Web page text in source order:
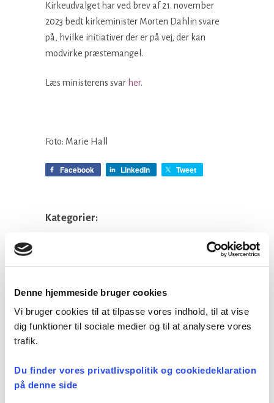
Denne hjemmeside bruger cookies
Vi bruger cookies til at tilpasse vores indhold, til at vise
dig funktioner til sociale medier og til at analysere vores
trafik.
Du finder vores privatlivspolitik og cookiedeklaration
på denne side
Kirkeudvalget har ved brev af 21. november
2023 bedt kirkeminister Morten Dahlin svare
på, hvilke initiativer der er på vej, der kan
modvirke præstemangel.
Læs ministerens svar her.
Foto: Marie Hall
Facebook LinkedIn Tweet
Kategorier:
Seneste nyheder
Konsulent i
06 august, 2026